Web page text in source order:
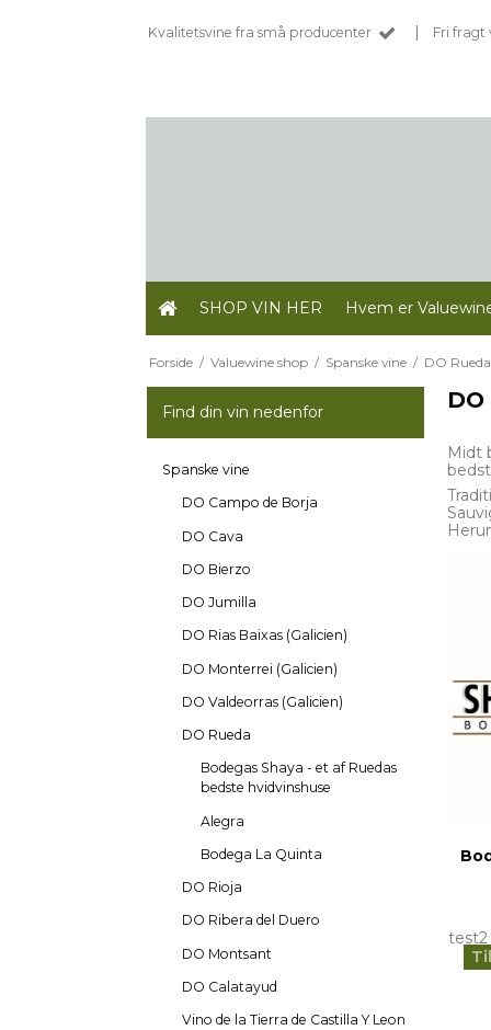
Kvalitetsvine fra små producenter | Fri fragt
SHOP VIN HER Hvem er
Forside / Valuewine shop / Spanske vine / DO Rueda
Find din vin nedenfor
Spanske vine
DO Campo de Borja
DO Cava
DO Bierzo
DO Jumilla
DO Rias Baixas (Galicien)
DO Monterrei (Galicien)
DO Valdeorras (Galicien)
DO Rueda
Bodegas Shaya - et af Ruedas
bedste hvidvinshuse
Alegra
Bodega La Quinta
DO Rioja
DO Ribera del Duero
DO Montsant
DO Calatayud
Vino de la Tierra de Castilla Y Leon
DO
Midt
test2